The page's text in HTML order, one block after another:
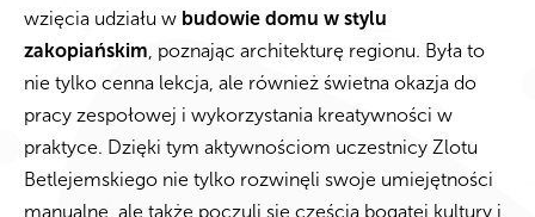
wzięcia udziału w budowie domu w stylu
zakopiańskim, poznając architekturę regionu. Była to
nie tylko cenna lekcja, ale również świetna okazja do
pracy zespołowej i wykorzystania kreatywności w
praktyce. Dzięki tym aktywnościom uczestnicy Zlotu
Betlejemskiego nie tylko rozwinęli swoje umiejętności
manualne, ale także poczuli się częścią bogatej kultury i